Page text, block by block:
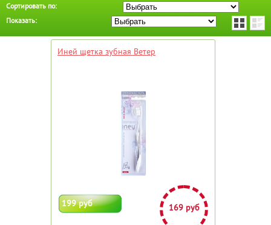
Сортировать по:
Показать:
Иней щетка зубная Ветер
199 руб 169 руб